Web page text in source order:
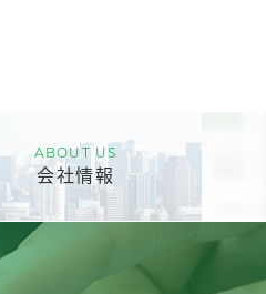
ABOUT US
会社情報